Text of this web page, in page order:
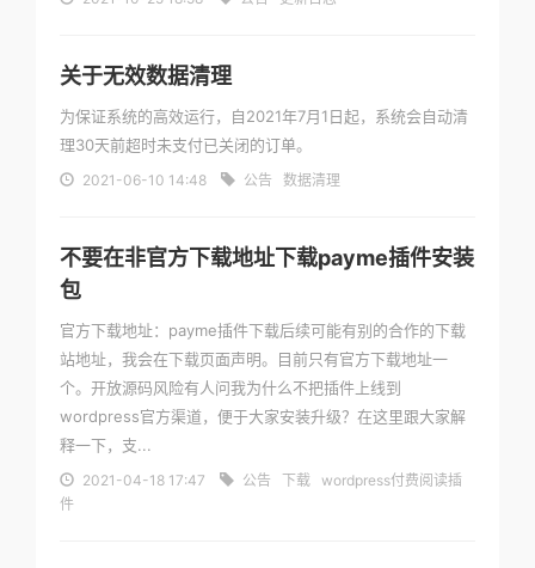
关于无效数据清理
为保证系统的高效运行，自2021年7月1日起，系统会自动清
理30天前超时未支付已关闭的订单。
2021-06-10 14:48 公告 数据清理
不要在非官方下载地址下载payme插件安装
包
官方下载地址：payme插件下载后续可能有别的合作的下载
站地址，我会在下载页面声明。目前只有官方下载地址一
个。开放源码风险有人问我为什么不把插件上线到
wordpress官方渠道，便于大家安装升级？在这里跟大家解
释一下，支...
2021-04-18 17:47 公告 下载
wordpress付费阅读插
件